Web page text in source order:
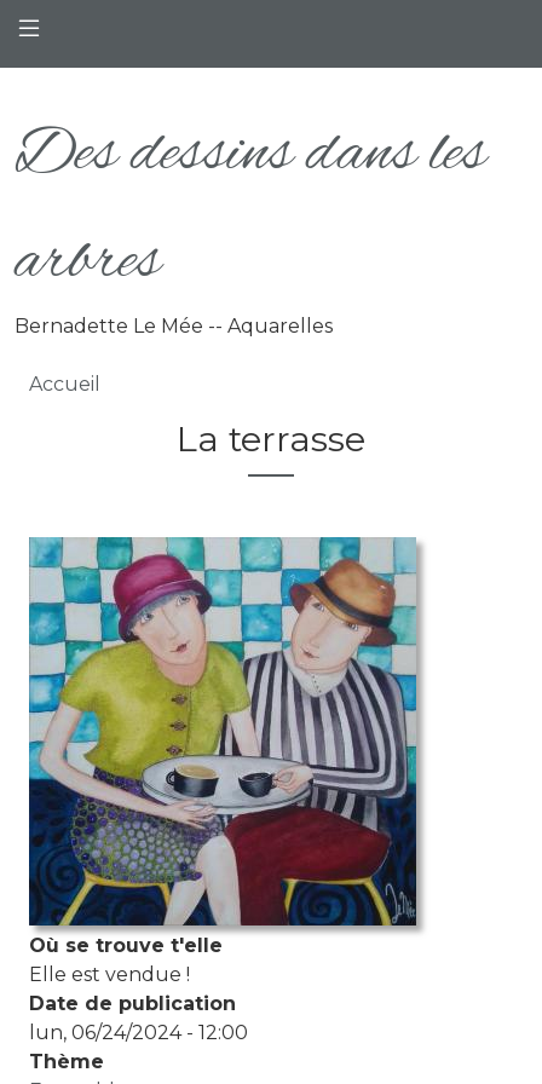
Des dessins dans les
arbres
Bernadette Le Mée -- Aquarelles
Fil d'Ariane
Accueil
La terrasse
Photo de l'aquarelle
Où se trouve t'elle
Elle est vendue !
Date de publication
lun, 06/24/2024 - 12:00
Thème